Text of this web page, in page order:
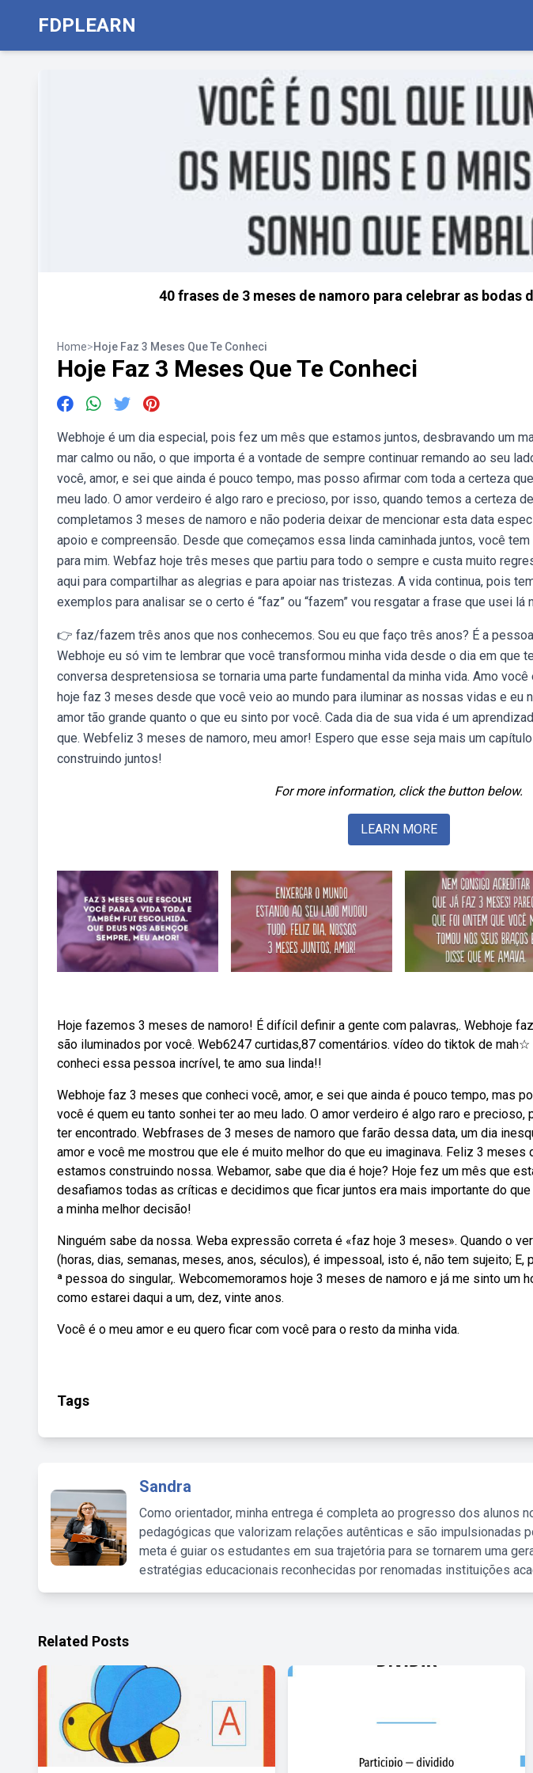
FDPLEARN
40 frases de 3 meses de namoro para celebrar as bodas
Home>Hoje Faz 3 Meses Que Te Conheci
Hoje Faz 3 Meses Que Te Conheci
Web⁠hoje é um dia especial, pois fez um mês que estamos juntos, desbravando um
mar calmo ou não, o que importa é a vontade de sempre continuar remando ao seu
você, amor, e sei que ainda é pouco tempo, mas posso afirmar com toda a certeza
meu lado. O amor verdeiro é algo raro e precioso, por isso, quando temos a certeza
completamos 3 meses de namoro e não poderia deixar de mencionar esta data
apoio e compreensão. Desde que começamos essa linda caminhada juntos, você
para mim. Webfaz hoje três meses que partiu para todo o sempre e custa muito
aqui para compartilhar as alegrias e para apoiar nas tristezas. A vida continua, pois
exemplos para analisar se o certo é “faz” ou “fazem” vou resgatar a frase que usei lá
👉 faz/fazem três anos que nos conhecemos. Sou eu que faço três anos? É a
Webhoje eu só vim te lembrar que você transformou minha vida desde o dia em que
conversa despretensiosa se tornaria uma parte fundamental da minha vida. Amo
hoje faz 3 meses desde que você veio ao mundo para iluminar as nossas vidas e eu
amor tão grande quanto o que eu sinto por você. Cada dia de sua vida é um
que. Webfeliz 3 meses de namoro, meu amor! Espero que esse seja mais um
construindo juntos!
For more information, click the button below.
LEARN MORE
Hoje fazemos 3 meses de namoro! É difícil definir a gente com palavras,. Webhoje
são iluminados por você. Web6247 curtidas,87 comentários. vídeo do tiktok de
conheci essa pessoa incrível, te amo sua linda!!
Webhoje faz 3 meses que conheci você, amor, e sei que ainda é pouco tempo, mas
você é quem eu tanto sonhei ter ao meu lado. O amor verdeiro é algo raro e
ter encontrado. Webfrases de 3 meses de namoro que farão dessa data, um dia
amor e você me mostrou que ele é muito melhor do que eu imaginava. Feliz 3 meses
estamos construindo nossa. Web⁠amor, sabe que dia é hoje? Hoje fez um mês que
desafiamos todas as críticas e decidimos que ficar juntos era mais importante do
a minha melhor decisão!
Ninguém sabe da nossa. Weba expressão correta é «faz hoje 3 meses». Quando o
(horas, dias, semanas, meses, anos, séculos), é impessoal, isto é, não tem sujeito; E,
ª pessoa do singular,. Webcomemoramos hoje 3 meses de namoro e já me sinto um
como estarei daqui a um, dez, vinte anos.
Você é o meu amor e eu quero ficar com você para o resto da minha vida.
Tags
Sandra
Como orientador, minha entrega é completa ao progresso dos alunos
pedagógicas que valorizam relações autênticas e são impulsionadas
meta é guiar os estudantes em sua trajetória para se tornarem uma
estratégias educacionais reconhecidas por renomadas instituições
Related Posts